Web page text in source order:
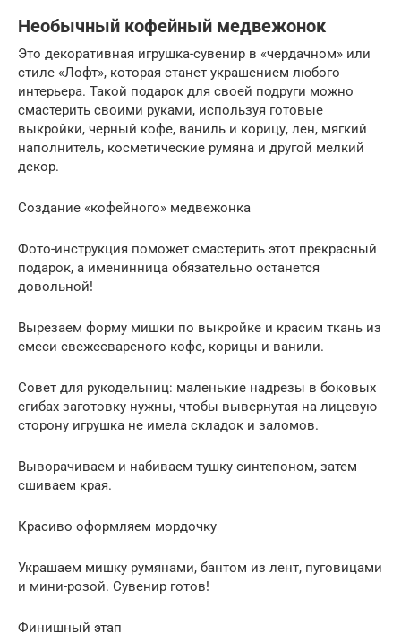
Необычный кофейный медвежонок
Это декоративная игрушка-сувенир в «чердачном» или
стиле «Лофт», которая станет украшением любого
интерьера. Такой подарок для своей подруги можно
смастерить своими руками, используя готовые
выкройки, черный кофе, ваниль и корицу, лен, мягкий
наполнитель, косметические румяна и другой мелкий
декор.
Создание «кофейного» медвежонка
Фото-инструкция поможет смастерить этот прекрасный
подарок, а именинница обязательно останется
довольной!
Вырезаем форму мишки по выкройке и красим ткань из
смеси свежесвареного кофе, корицы и ванили.
Совет для рукодельниц: маленькие надрезы в боковых
сгибах заготовку нужны, чтобы вывернутая на лицевую
сторону игрушка не имела складок и заломов.
Выворачиваем и набиваем тушку синтепоном, затем
сшиваем края.
Красиво оформляем мордочку
Украшаем мишку румянами, бантом из лент, пуговицами
и мини-розой. Сувенир готов!
Финишный этап